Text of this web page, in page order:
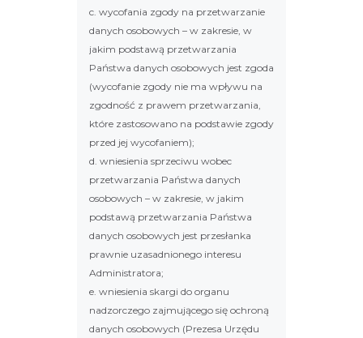
c. wycofania zgody na przetwarzanie
danych osobowych – w zakresie, w
jakim podstawą przetwarzania
Państwa danych osobowych jest zgoda
(wycofanie zgody nie ma wpływu na
zgodność z prawem przetwarzania,
które zastosowano na podstawie zgody
przed jej wycofaniem);
d. wniesienia sprzeciwu wobec
przetwarzania Państwa danych
osobowych – w zakresie, w jakim
podstawą przetwarzania Państwa
danych osobowych jest przesłanka
prawnie uzasadnionego interesu
Administratora;
e. wniesienia skargi do organu
nadzorczego zajmującego się ochroną
danych osobowych (Prezesa Urzędu